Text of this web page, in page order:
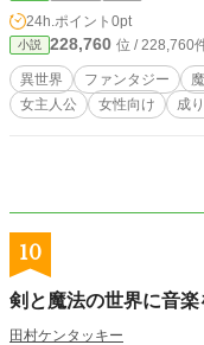
せん。 フ
じで、ヒロ
りましょう
かもしれま
24h.ポイント 0pt
小説 228,760 位 / 228,760
異世界 ファンタジー
女主人公
女性向け 成
10
剣と魔法の世界に音
田村ケンタッキー